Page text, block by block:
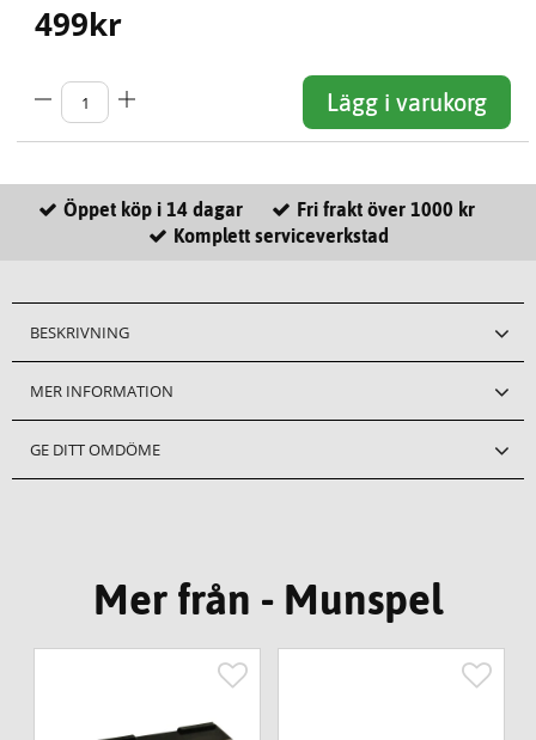
499kr
Lägg i varukorg
Öppet köp i 14 dagar
Fri frakt över 1000 kr
Komplett serviceverkstad
BESKRIVNING
MER INFORMATION
GE DITT OMDÖME
Mer från - Munspel